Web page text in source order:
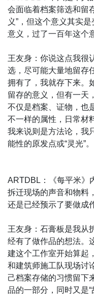
会面临着档案筛选和留
义”，但这个意义其实
意义，过了一百年这个
王友身：你说这点我很
选，尽可能大量地留存
拥有了，我就存下来。
留存的意义，但有一天
不仅是档案、证物，也
不一样的属性，日常材
我来说则是方法论，我
能性的原发点或“灵光”。
ARTDBL：《每平米》
拆迁现场的声音和物料
还是已经预示了要做成
王友身：石膏板是我从
经有了做作品的想法。
建这个工作室开始算起
和建筑师施工队现场讨
己档案存储的习惯留下
品的一部分，同时又是“